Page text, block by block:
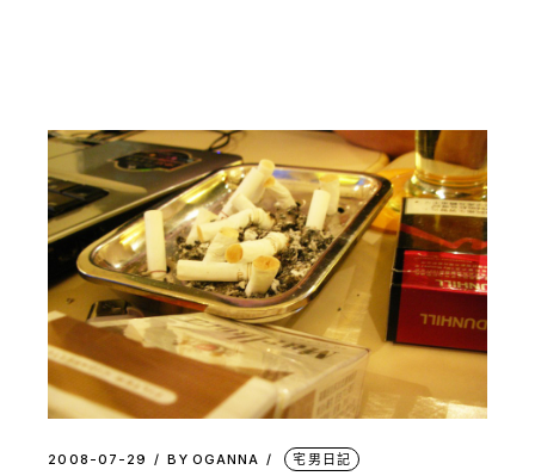
2008-07-29 BY OGANNA 宅男日記